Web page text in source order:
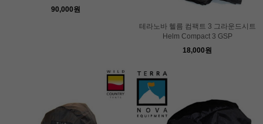
90,000원
테라노바 헬름 컴팩트 3 그라운드시트
Helm Compact 3 GSP
18,000원